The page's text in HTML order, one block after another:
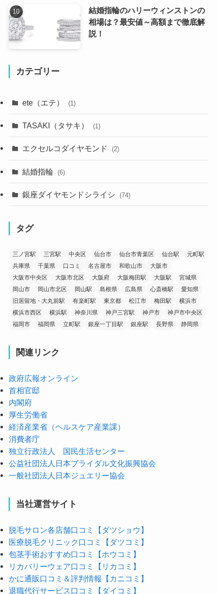
結婚指輪のハリーウィンストンの
相場は？最安値～高額まで徹底解
説！
カテゴリー
ete（エテ） (1)
TASAKI（タサキ） (1)
エクセルコダイヤモンド (2)
結婚指輪 (6)
銀座ダイヤモンドシライシ (74)
タグ
三ノ宮駅 三宮駅 中央区 仙台市 仙台市青葉区 仙台駅
元町駅
兵庫県
千葉県 口コミ 名古屋市 和歌山市
大阪市
大阪市中央区
大阪市北区 大阪府 大阪梅田駅 大阪駅
宮城県
岡山市
岡山市北区 岡山駅 島根県 広島県 心斎橋駅
愛知県
旧居留地・大丸前駅
有楽町駅 東京都 松江市 梅田駅
横浜市
横浜市西区
横浜駅 神奈川県 神戸三宮駅 神戸市
神戸市中央区
福岡市
福岡県 立町駅 銀座一丁目駅 銀座駅 長野県 静岡県
関連リンク
政府広報オンライン
首相官邸
内閣府
厚生労働省
経済産業省（ヘルスケア産業課）
消費者庁
独立行政法人 国民生活センター
公益社団法人日本ブライダル文化振興協会
一般社団法人日本ジュエリー協会
当社運営サイト
脱毛サロン各店舗口コミ【ダツショウ】
医療脱毛クリニック口コミ【ダツコミ】
包茎手術おすすめ口コミ【ホウコミ】
リカバリーウェア口コミ【リカコミ】
かに通販口コミ＆評判情報【カニコミ】
退職代行サービス口コミ【ダイコミ】